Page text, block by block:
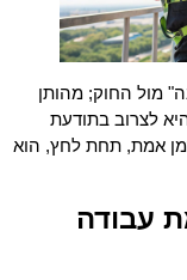
מול החוק; מהותן
לצרוב בתודעת
אמת, תחת לחץ, הוא
עבודה